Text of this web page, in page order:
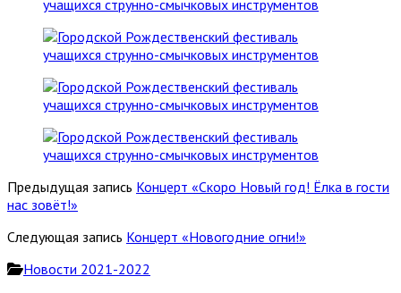
Предыдущая запись Концерт «Скоро Новый год! Ёлка в гости
нас зовёт!»
Следующая запись Концерт «Новогодние огни!»
Новости 2021-2022